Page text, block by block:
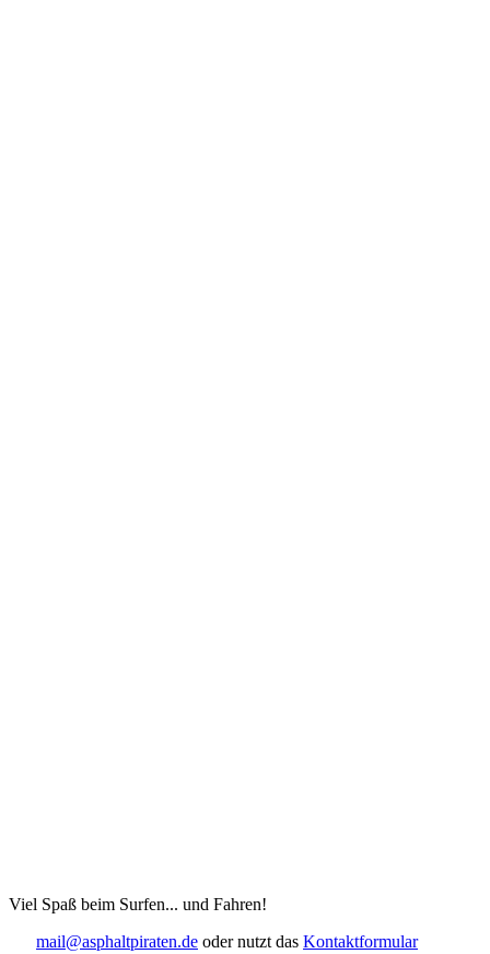
Viel Spaß beim Surfen... und Fahren!
mail@asphaltpiraten.de oder nutzt das Kontaktformular